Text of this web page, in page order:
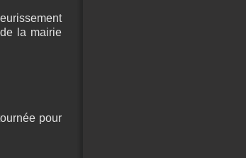
la mairie
pour